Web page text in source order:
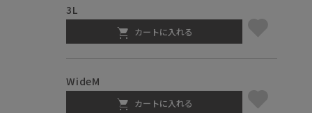
3L
カートに入れる
WideM
カートに入れる